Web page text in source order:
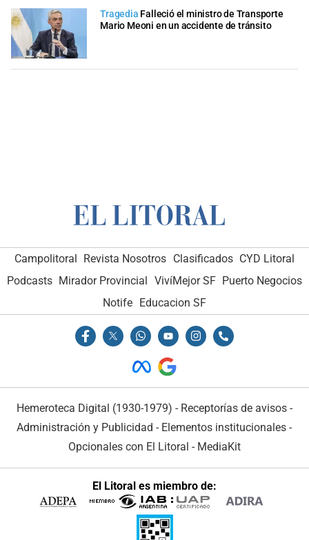
Tragedia Falleció el ministro de Transporte
Mario Meoni en un accidente de tránsito
Campolitoral Revista Nosotros Clasificados CYD Litoral
Podcasts Mirador Provincial VivíMejor SF Puerto Negocios
Notife Educacion SF
Hemeroteca Digital (1930-1979) - Receptorías de avisos -
Administración y Publicidad - Elementos institucionales -
Opcionales con El Litoral - MediaKit
El Litoral es miembro de: